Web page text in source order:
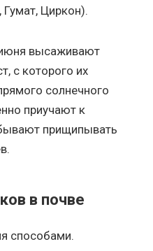
Циркон).
высаживают
с которого их
солнечного
приучают к
прищипывать
в почве
способами.